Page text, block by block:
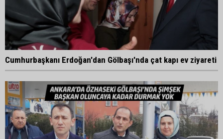
Cumhurbaşkanı Erdoğan'dan Gölbaşı'nda çat kapı ev ziyareti